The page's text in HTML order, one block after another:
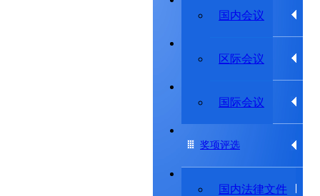
国内会议
区际会议
国际会议
学术会议
学术动态
专题研究委员会
奖项评选
国内法律文件
法律法规